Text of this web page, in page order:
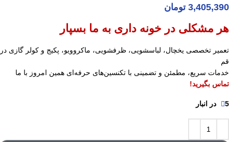
3,405,390 تومان
هر مشکلی در خونه داری به ما بسپار
تعمیر تخصصی یخچال، لباسشویی، ظرفشویی، ماکروویو، پکیج و کولر گازی در
قم
خدمات سریع، مطمئن و تضمینی با تکنسین‌های حرفه‌ای همین امروز با ما
تماس بگیرید!
5 در انبار